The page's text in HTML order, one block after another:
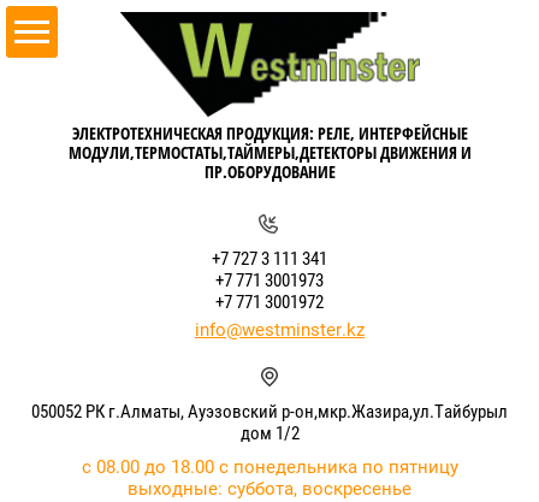
ЭЛЕКТРОТЕХНИЧЕСКАЯ ПРОДУКЦИЯ: РЕЛЕ, ИНТЕРФЕЙСНЫЕ
МОДУЛИ,ТЕРМОСТАТЫ,ТАЙМЕРЫ,ДЕТЕКТОРЫ ДВИЖЕНИЯ И
ПР.ОБОРУДОВАНИЕ
+7 727 3 111 341
+7 771 3001973
+7 771 3001972
info@westminster.kz
050052 РК г.Алматы, Ауэзовский р-он,мкр.Жазира,ул.Тайбурыл
дом 1/2
с 08.00 до 18.00 с понедельника по пятницу
выходные: суббота, воскресенье